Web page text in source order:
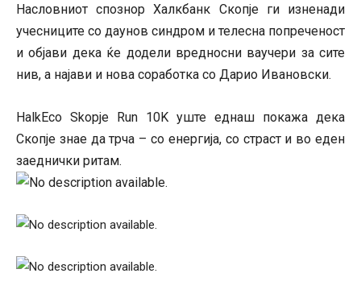
Насловниот спознор Халкбанк Скопје ги изненади
учесниците со даунов синдром и телесна попреченост
и објави дека ќе додели вредносни ваучери за сите
нив, а најави и нова соработка со Дарио Ивановски.
HalkEco Skopje Run 10K уште еднаш покажа дека
Скопје знае да трча – со енергија, со страст и во еден
заеднички ритам.